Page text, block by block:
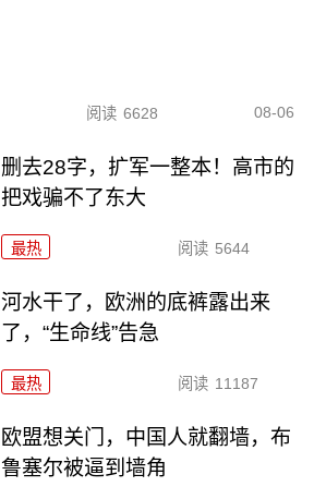
阅读 6628 08-06
删去28字，扩军一整本！高市的
把戏骗不了东大
最热 阅读 5644
河水干了，欧洲的底裤露出来
了，“生命线”告急
最热 阅读 11187
欧盟想关门，中国人就翻墙，布
鲁塞尔被逼到墙角